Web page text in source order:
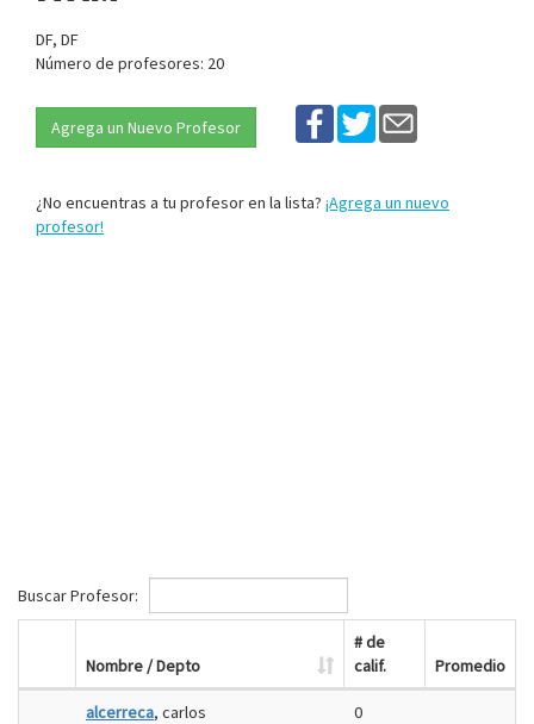
DF, DF
Número de profesores: 20
Agrega un Nuevo Profesor
¿No encuentras a tu profesor en la lista? ¡Agrega un nuevo
profesor!
Buscar Profesor:
Nombre / Depto
# de
calif.
Promedio
alcerreca, carlos 0